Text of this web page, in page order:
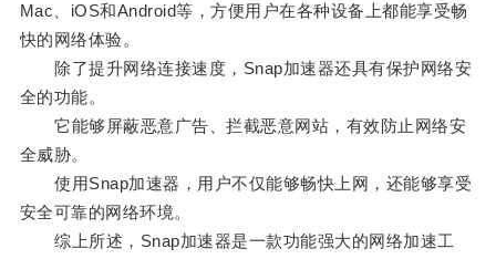
Mac、iOS和Android等，方便用户在各种设备上都能享受畅
快的网络体验。
除了提升网络连接速度，Snap加速器还具有保护网络安
全的功能。
它能够屏蔽恶意广告、拦截恶意网站，有效防止网络安
全威胁。
使用Snap加速器，用户不仅能够畅快上网，还能够享受
安全可靠的网络环境。
综上所述，Snap加速器是一款功能强大的网络加速工